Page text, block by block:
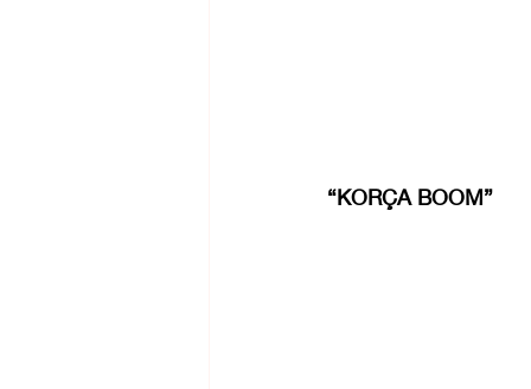
“KORÇA BOOM”